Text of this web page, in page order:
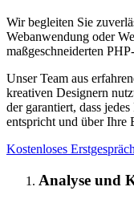
Wir begleiten Sie
Webanwendung oder
maßgeschneiderten
Unser Team aus
kreativen Designern
der garantiert, dass
entspricht und über Ihre
Kostenloses Erstgespräch
Analyse und